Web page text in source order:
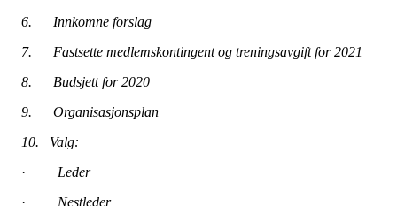
6. Innkomne forslag
7. Fastsette medlemskontingent og treningsavgift for 2021
8. Budsjett for 2020
9. Organisasjonsplan
10. Valg:
· Leder
· Nestleder